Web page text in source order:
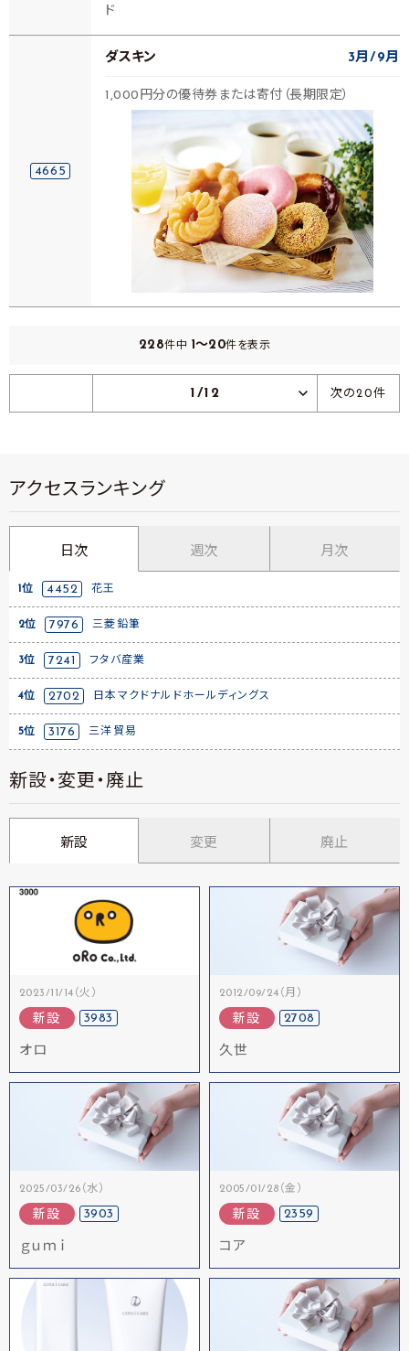
ド
4665
ダスキン 3月 9月
1,000円分の優待券または寄付（長期限定）
228件中 1～20件を表示
1/12 次の20件
アクセスランキング
日次 週次 月次
1位 4452 花王
2位 7976 三菱鉛筆
3位 7241 フタバ産業
4位 2702 日本マクドナルドホールディングス
5位 3176 三洋貿易
新設・変更・廃止
新設 変更 廃止
2023/11/14（火）
新設 3983
オロ
2012/09/24（月）
新設 2708
久世
2025/03/26（水）
新設 3903
ｇｕｍｉ
2005/01/28（金）
新設 2359
コア